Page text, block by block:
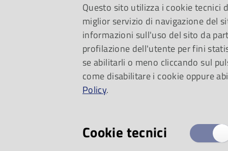
Un viaggio da
Rossi e, per i più
canterina.
Questo sito utilizza i cookie tecnici
miglior servizio di navigazione del
informazioni sull'uso del sito da
profilazione dell'utente per fini
se abilitarli o meno cliccando sul
come disabilitare i cookie oppure
Policy.
Cookie tecnici